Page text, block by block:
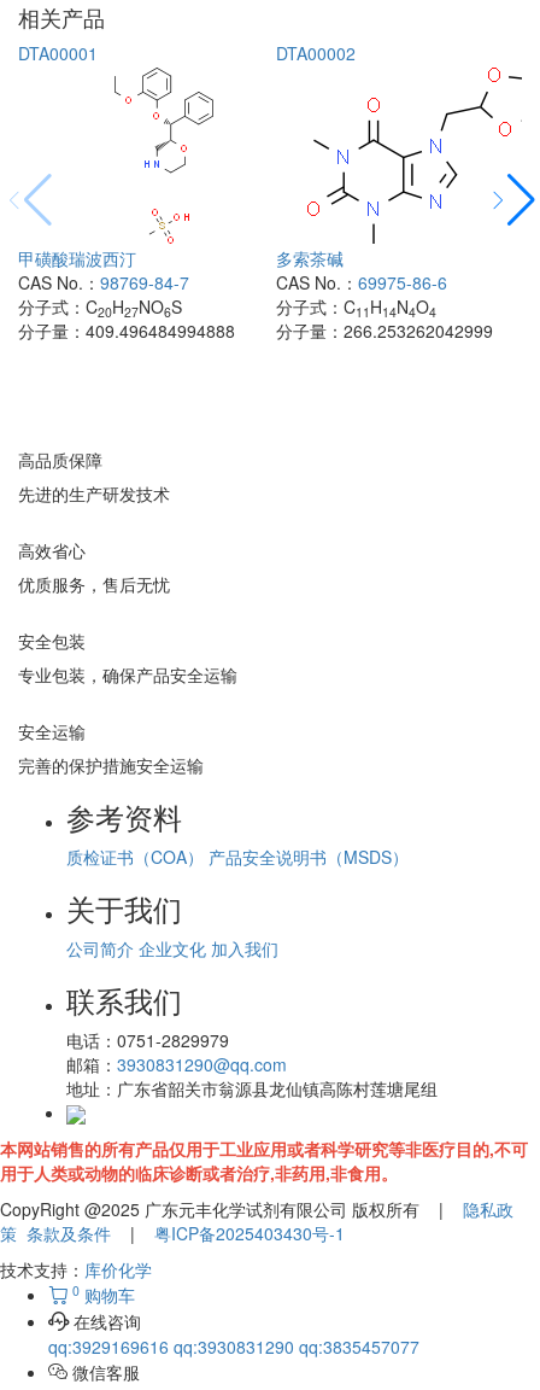
相关产品
DTA00001
甲磺酸瑞波西汀
CAS No.： 98769-84-7
分子式： C20H27NO6S
分子量： 409.496484994888
DTA00002
多索茶碱
CAS No.： 69975-86-6
分子式： C11 H14N4O4
分子量： 266.253262042999
高品质保障
先进的生产研发技术
高效省心
优质服务，售后无忧
安全包装
专业包装，确保产品安全运输
安全运输
完善的保护措施安全运输
参考资料
质检证书（COA） 产品安全说明书（MSDS）
关于我们
公司简介 企业文化 加入我们
联系我们
电话： 0751-2829979
邮箱： 3930831290@qq.com
地址： 广东省韶关市翁源县龙仙镇高陈村莲塘尾组
本网站销售的所有产品仅用于工业应用或者科学研究等非医疗目的,不可
用于人类或动物的临床诊断或者治疗,非药用,非食用。
CopyRight @2025 广东元丰化学试剂有限公司 版权所有 | 隐私政
策 条款及条件 | 粤ICP备2025403430号-1
技术支持： 库价化学
0 购物车
在线咨询
qq:3929169616 qq:3930831290 qq:3835457077
微信客服